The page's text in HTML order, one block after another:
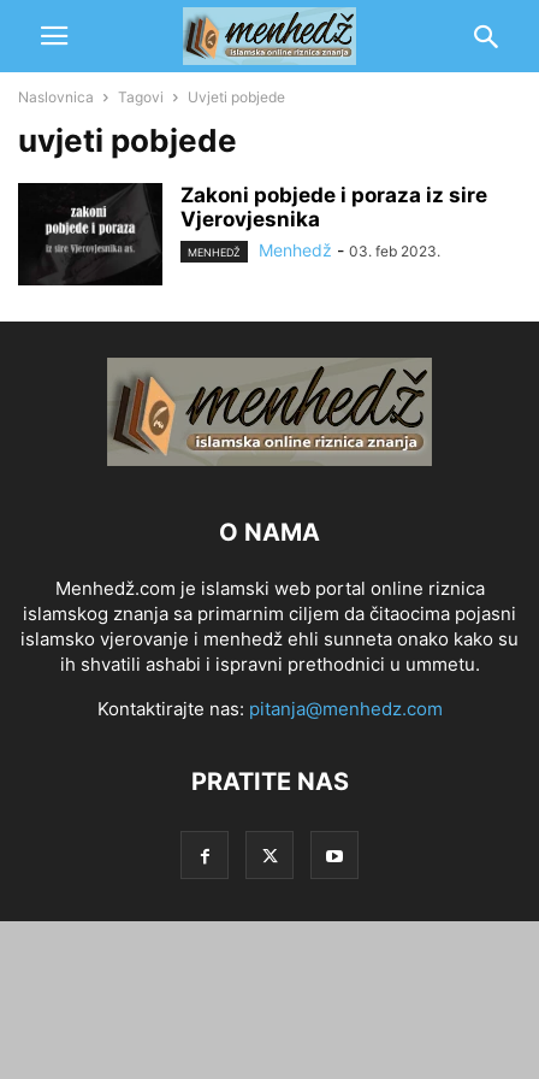
Naslovnica Tagovi Uvjeti pobjede
uvjeti pobjede
Zakoni pobjede i poraza iz sire
Vjerovjesnika
MENHEDŽ Menhedž - 03. feb 2023.
O NAMA
Menhedž.com je islamski web portal online riznica
islamskog znanja sa primarnim ciljem da čitaocima pojasni
islamsko vjerovanje i menhedž ehli sunneta onako kako su
ih shvatili ashabi i ispravni prethodnici u ummetu.
Kontaktirajte nas: pitanja@menhedz.com
PRATITE NAS